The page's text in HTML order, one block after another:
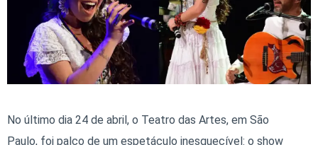
No último dia 24 de abril, o Teatro das Artes, em São
Paulo, foi palco de um espetáculo inesquecível: o show